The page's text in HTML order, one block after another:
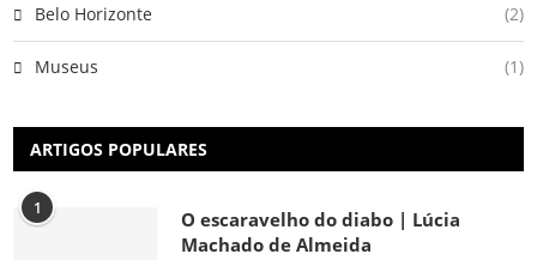
Belo Horizonte (2)
Museus (1)
ARTIGOS POPULARES
1
O escaravelho do diabo | Lúcia
Machado de Almeida